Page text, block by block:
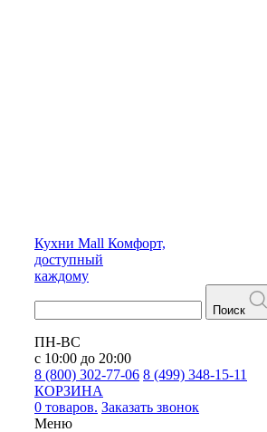
Кухни Mall Комфорт,
доступный
каждому
Поиск
ПН-ВС
с 10:00 до 20:00
8 (800) 302-77-06 8 (499) 348-15-11
КОРЗИНА
0 товаров. Заказать звонок
Меню